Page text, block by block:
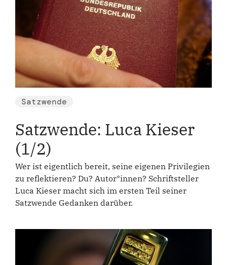
Satzwende
Satzwende: Luca Kieser
(1/2)
Wer ist eigentlich bereit, seine eigenen Privilegien
zu reflektieren? Du? Autor*innen? Schriftsteller
Luca Kieser macht sich im ersten Teil seiner
Satzwende Gedanken darüber.